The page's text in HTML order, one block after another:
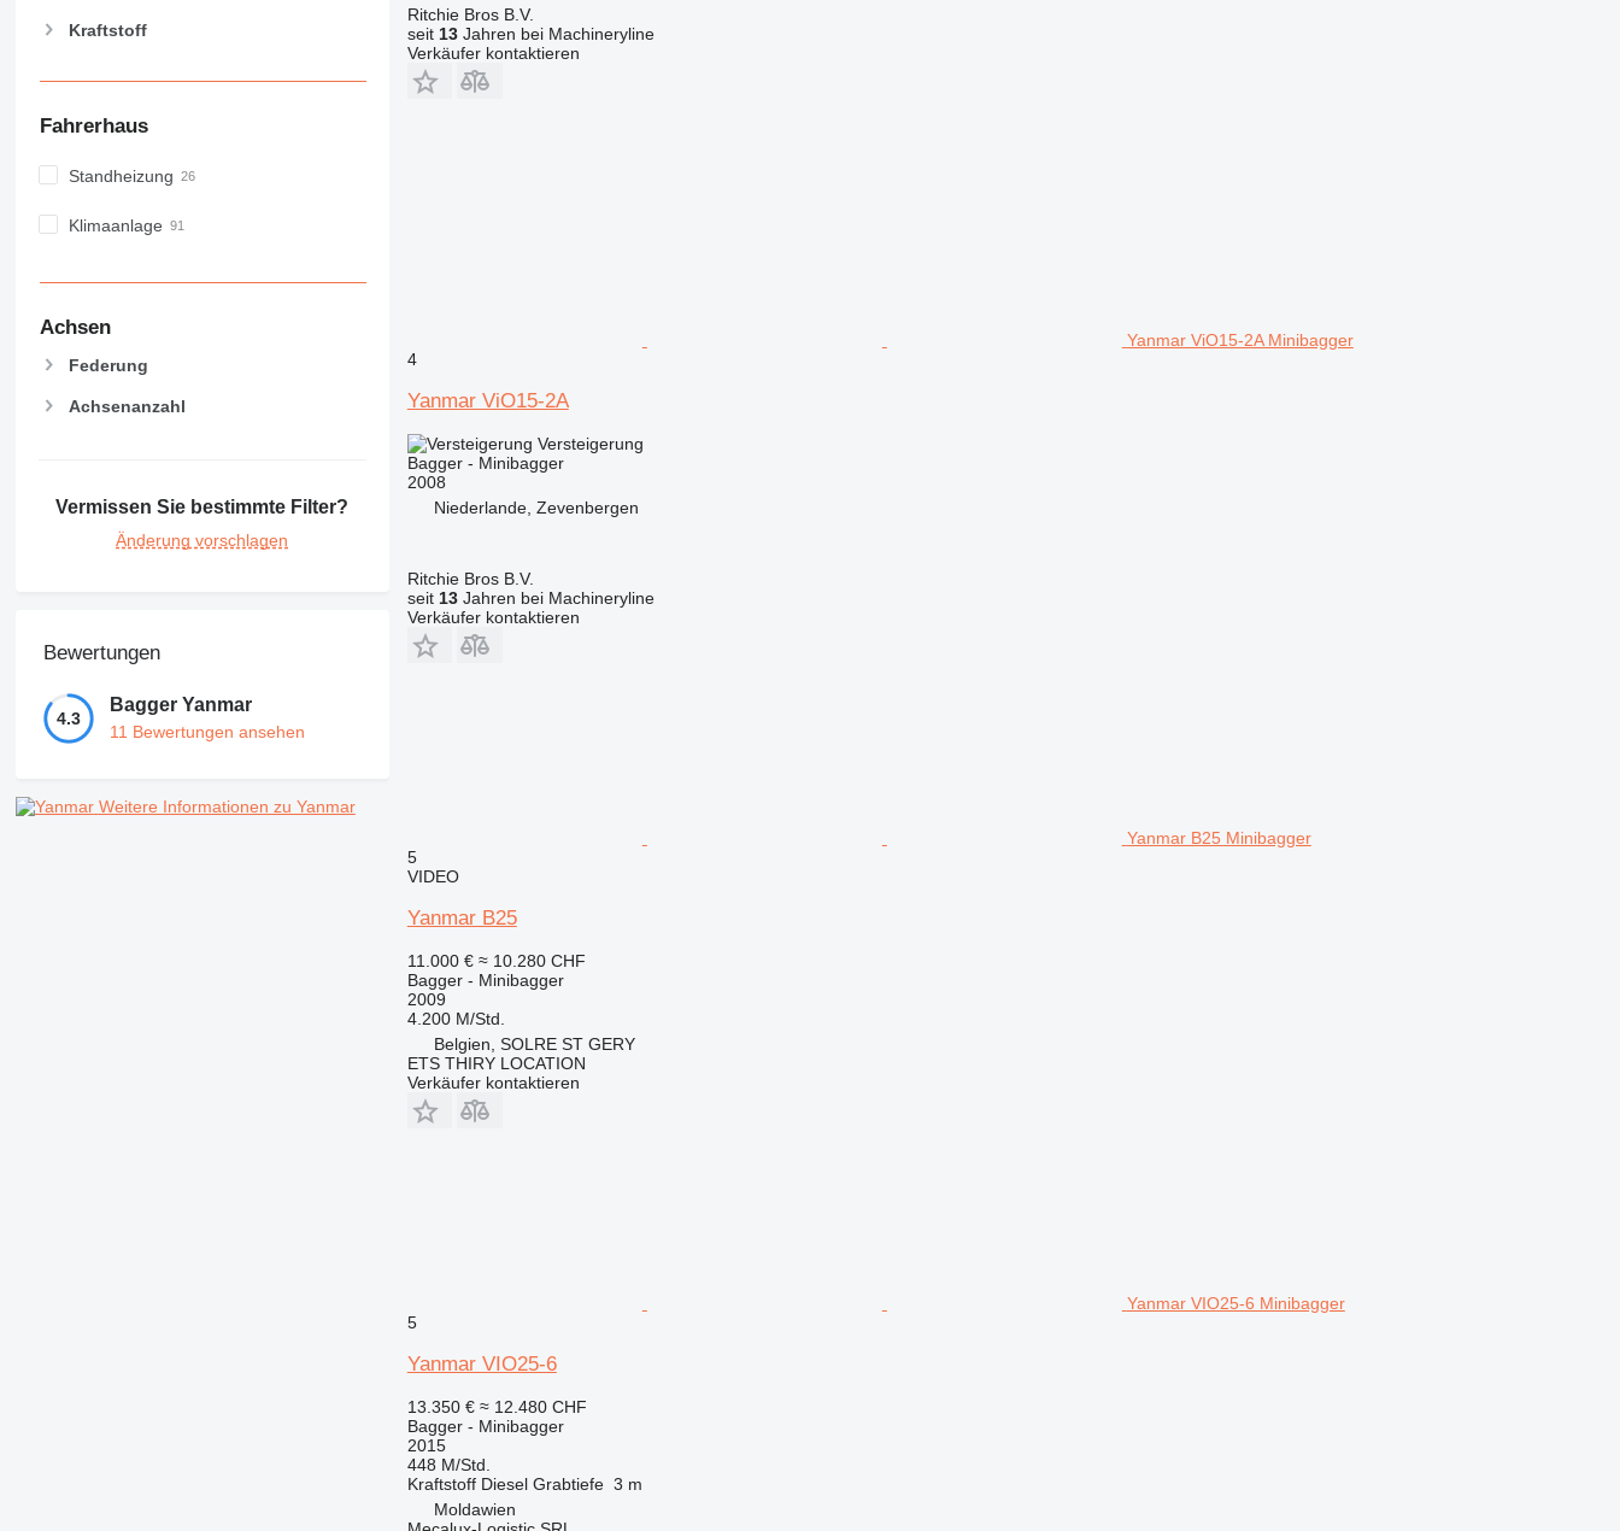
Kraftstoff
Fahrerhaus
Standheizung
Klimaanlage
Achsen
Federung
Achsenanzahl
Vermissen Sie bestimmte Filter?
Änderung vorschlagen
Bewertungen
4.3
Bagger Yanmar
11 Bewertungen ansehen
Weitere Informationen zu Yanmar
Ritchie Bros B.V.
seit 13Jahren bei Machineryline
Verkäufer kontaktieren
Yanmar ViO15-2A Minibagger
4
Yanmar ViO15-2A
Versteigerung
Bagger - Minibagger
2008
Niederlande, Zevenbergen
Ritchie Bros B.V.
seit 13Jahren bei Machineryline
Verkäufer kontaktieren
Yanmar B25 Minibagger
5
VIDEO
Yanmar B25
11.000 € ≈ 10.280 CHF
Bagger - Minibagger
2009
4.200 M/Std.
Belgien, SOLRE ST GERY
ETS THIRY LOCATION
Verkäufer kontaktieren
Yanmar VIO25-6 Minibagger
5
Yanmar VIO25-6
13.350 € ≈ 12.480 CHF
Bagger - Minibagger
2015
448 M/Std.
Kraftstoff Diesel Grabtiefe 3 m
Moldawien